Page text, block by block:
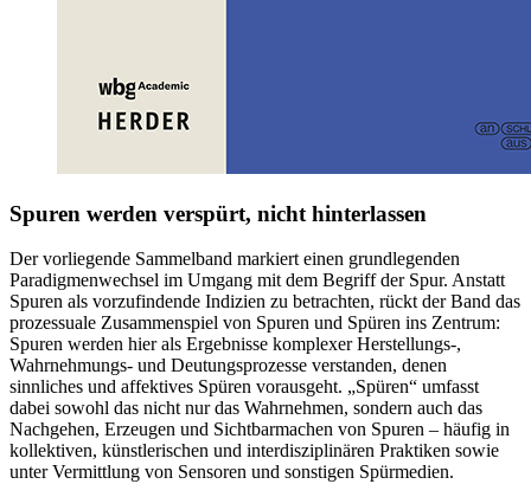
Spuren werden verspürt, nicht hinterlassen
Der vorliegende Sammelband markiert einen grundlegenden
Paradigmenwechsel im Umgang mit dem Begriff der Spur. Anstatt
Spuren als vorzufindende Indizien zu betrachten, rückt der Band das
prozessuale Zusammenspiel von Spuren und Spüren ins Zentrum:
Spuren werden hier als Ergebnisse komplexer Herstellungs-,
Wahrnehmungs- und Deutungsprozesse verstanden, denen
sinnliches und affektives Spüren vorausgeht. „Spüren“ umfasst
dabei sowohl das nicht nur das Wahrnehmen, sondern auch das
Nachgehen, Erzeugen und Sichtbarmachen von Spuren – häufig in
kollektiven, künstlerischen und interdisziplinären Praktiken sowie
unter Vermittlung von Sensoren und sonstigen Spürmedien.